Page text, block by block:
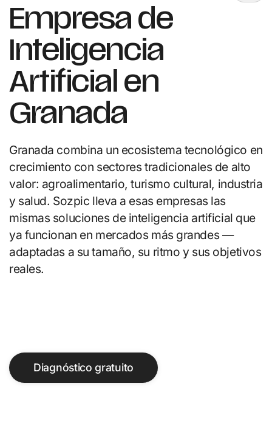
Empresa de
Inteligencia
Artificial en
Granada
Granada combina un ecosistema tecnológico en
crecimiento con sectores tradicionales de alto
valor: agroalimentario, turismo cultural, industria
y salud. Sozpic lleva a esas empresas las
mismas soluciones de inteligencia artificial que
ya funcionan en mercados más grandes —
adaptadas a su tamaño, su ritmo y sus objetivos
reales.
Diagnóstico gratuito